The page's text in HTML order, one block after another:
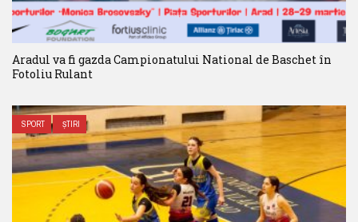
Aradul va fi gazda Campionatului National de Baschet în
Fotoliu Rulant
SPORT ȘTIRI